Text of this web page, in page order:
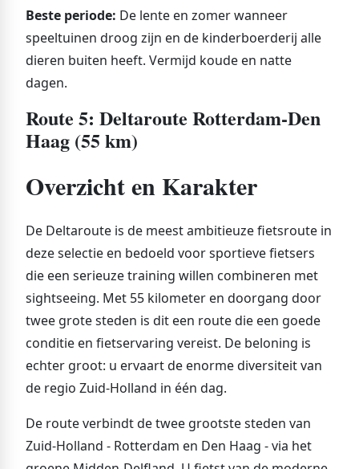
Beste periode: De lente en zomer wanneer
speeltuinen droog zijn en de kinderboerderij alle
dieren buiten heeft. Vermijd koude en natte
dagen.
Route 5: Deltaroute Rotterdam-Den
Haag (55 km)
Overzicht en Karakter
De Deltaroute is de meest ambitieuze fietsroute in
deze selectie en bedoeld voor sportieve fietsers
die een serieuze training willen combineren met
sightseeing. Met 55 kilometer en doorgang door
twee grote steden is dit een route die een goede
conditie en fietservaring vereist. De beloning is
echter groot: u ervaart de enorme diversiteit van
de regio Zuid-Holland in één dag.
De route verbindt de twee grootste steden van
Zuid-Holland - Rotterdam en Den Haag - via het